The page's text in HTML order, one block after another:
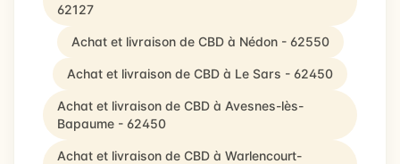
62127
Achat et livraison de CBD à Nédon - 62550
Achat et livraison de CBD à Le Sars - 62450
Achat et livraison de CBD à Avesnes-lès-
Bapaume - 62450
Achat et livraison de CBD à Warlencourt-